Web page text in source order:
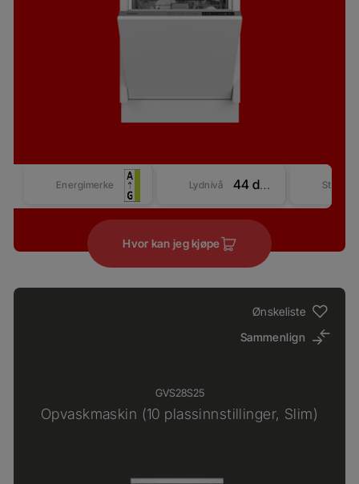
Energimerke Lydnivå 44 dBA
Hvor kan jeg kjøpe
Ønskeliste
Sammenlign
GVS28S25
Opvaskmaskin (10 plassinnstillinger, Slim)